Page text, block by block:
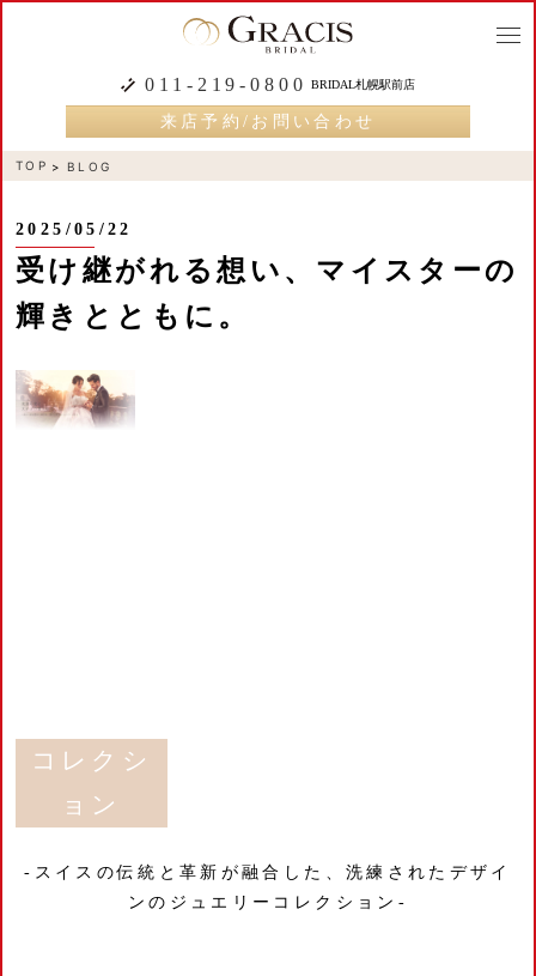
011-219-0800 BRIDAL札幌駅前店
来店予約/お問い合わせ
TOP BLOG
2025/05/22
受け継がれる想い、マイスターの
輝きとともに。
コレクシ
ョン
-スイスの伝統と革新が融合した、洗練されたデザイ
ンのジュエリーコレクション-